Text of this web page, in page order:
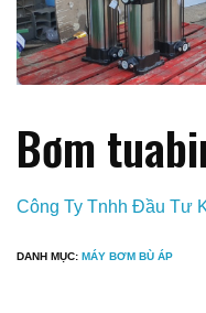
Bơm
Công Ty Tnhh Đầu Tư
DANH MỤC: MÁY BƠM BÙ ÁP